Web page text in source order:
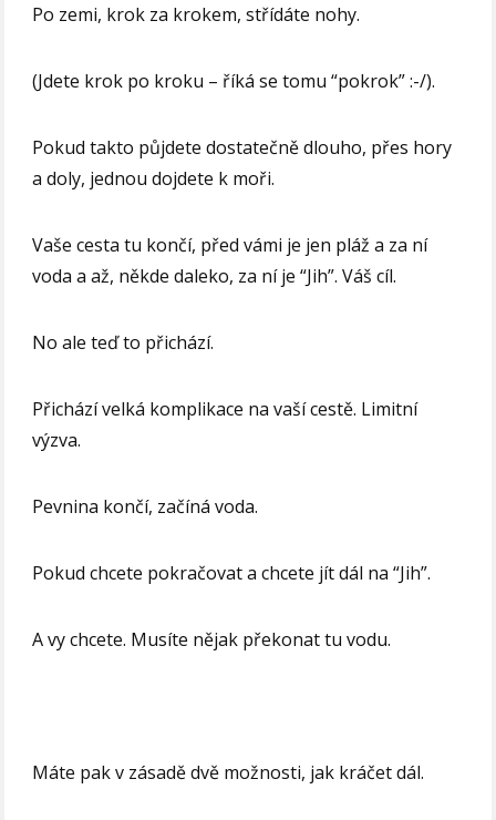
Po zemi, krok za krokem, střídáte nohy.
(Jdete krok po kroku – říká se tomu “pokrok” :-/).
Pokud takto půjdete dostatečně dlouho, přes hory
a doly, jednou dojdete k moři.
Vaše cesta tu končí, před vámi je jen pláž a za ní
voda a až, někde daleko, za ní je “Jih”. Váš cíl.
No ale teď to přichází.
Přichází velká komplikace na vaší cestě. Limitní
výzva.
Pevnina končí, začíná voda.
Pokud chcete pokračovat a chcete jít dál na “Jih”.
A vy chcete. Musíte nějak překonat tu vodu.
Máte pak v zásadě dvě možnosti, jak kráčet dál.